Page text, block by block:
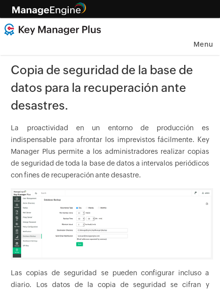
Menu
Copia de seguridad de la base de
datos para la recuperación ante
desastres.
La proactividad en un entorno de producción es
indispensable para afrontar los imprevistos fácilmente. Key
Manager Plus permite a los administradores realizar copias
de seguridad de toda la base de datos a intervalos periódicos
con fines de recuperación ante desastre.
Las copias de seguridad se pueden configurar incluso a
diario. Los datos de la copia de seguridad se cifran y